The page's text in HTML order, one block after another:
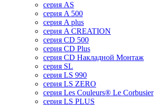
серия AS
серия A 500
серия A plus
серия A CREATION
серия CD 500
серия CD Plus
серия CD Накладной Монтаж
серия SL
серия LS 990
серия LS ZERO
серия Les Couleurs® Le Corbusier
серия LS PLUS